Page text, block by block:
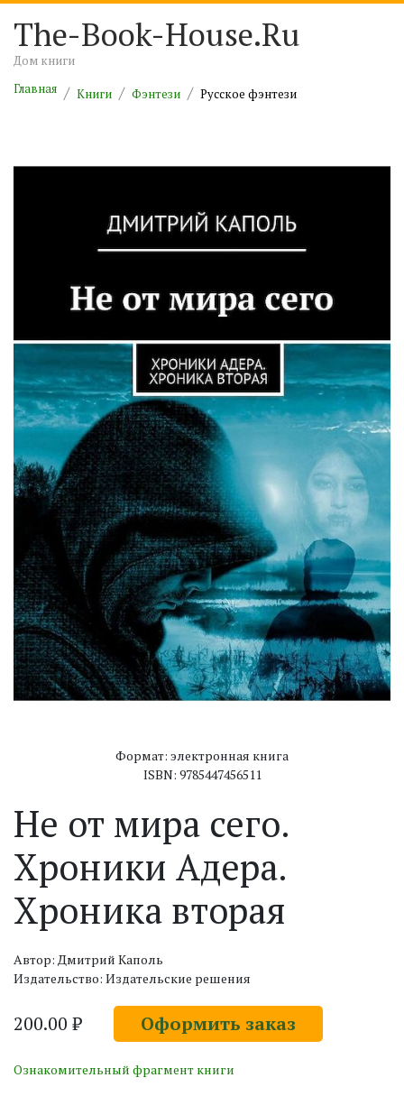
The-Book-House.Ru
Дом книги
Главная
Книги Фэнтези Русское фэнтези
Формат: электронная книга
ISBN: 9785447456511
Не от мира сего.
Хроники Адера.
Хроника вторая
Автор: Дмитрий Каполь
Издательство: Издательские решения
200.00 ₽ Оформить заказ
Ознакомительный фрагмент книги